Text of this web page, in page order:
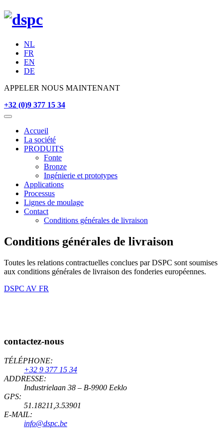
NL
FR
EN
DE
APPELER NOUS MAINTENANT
+32 (0)9 377 15 34
Accueil
La société
PRODUITS
Fonte
Bronze
Ingénierie et prototypes
Applications
Processus
Lignes de moulage
Contact
Conditions générales de livraison
Conditions générales de livraison
Toutes les relations contractuelles conclues par DSPC sont soumises
aux conditions générales de livraison des fonderies européennes.
DSPC AV FR
contactez-nous
TÉLÉPHONE:
+32 9 377 15 34
ADDRESSE:
Industrielaan 38 – B-9900 Eeklo
GPS:
51.18211,3.53901
E-MAIL:
info@dspc.be